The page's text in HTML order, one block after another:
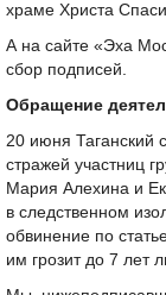
храме Христа
А на сайте «Эха
сбор подписей.
Обращение
20 июня Таганский
стражей участниц
Мария Алехина и
в следственном
обвинение по
им грозит до 7 лет